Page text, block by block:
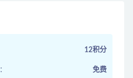
12积分
免费